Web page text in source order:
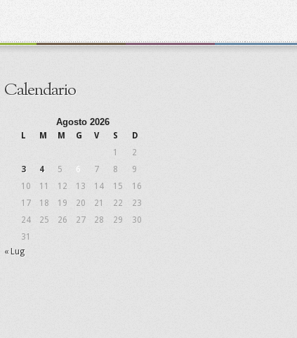
Calendario
Agosto 2026
L M M G V S
D
1
2
3
4 5 6 7 8
9
10
11 12 13 14 15
16
17
18 19 20 21 22
23
24
25 26 27 28 29
30
31
« Lug